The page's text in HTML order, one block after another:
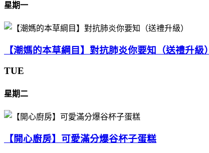
星期一
【潮媽的本草綱目】對抗肺炎你要知（送禮升級）
TUE
星期二
【開心廚房】可愛滿分爆谷杯子蛋糕